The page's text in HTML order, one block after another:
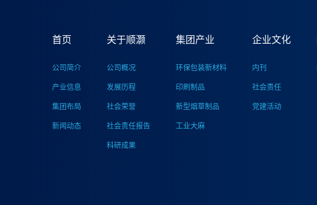
首页
公司简介
产业信息
集团布局
新闻动态
关于顺灏
公司概况
发展历程
社会荣誉
社会责任报告
科研成果
集团产业
环保包装新材料
印刷制品
新型烟草制品
工业大麻
企业文化
内刊
社会责任
党建活动